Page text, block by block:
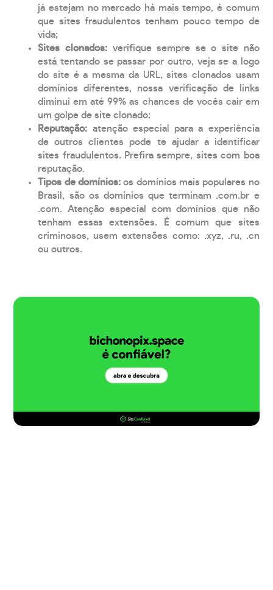
já estejam no mercado há mais tempo, é comum
que sites fraudulentos tenham pouco tempo de
vida;
Sites clonados: verifique sempre se o site não
está tentando se passar por outro, veja se a logo
do site é a mesma da URL, sites clonados usam
domínios diferentes, nossa verificação de links
diminui em até 99% as chances de vocês cair em
um golpe de site clonado;
Reputação: atenção especial para a experiência
de outros clientes pode te ajudar a identificar
sites fraudulentos. Prefira sempre, sites com boa
reputação.
Tipos de domínios:os domínios mais populares no
Brasil, são os domínios que terminam .com.br e
.com. Atenção especial com domínios que não
tenham essas extensões. É comum que sites
criminosos, usem extensões como: .xyz, .ru, .cn
ou outros.